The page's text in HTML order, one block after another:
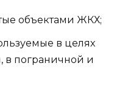
объектами ЖКХ;
в целях
в пограничной и